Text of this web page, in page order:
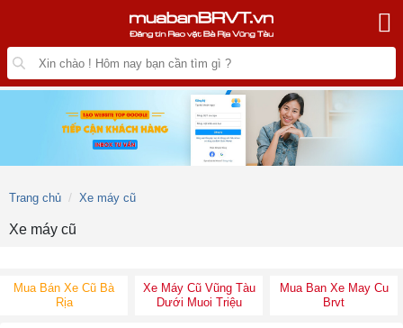
Trang chủ Xe máy cũ
Xe máy cũ
Mua Bán Xe Cũ Bà
Rịa
Xe Máy Cũ Vũng Tàu
Dưới Muoi Triệu
Mua Ban Xe May Cu
Brvt